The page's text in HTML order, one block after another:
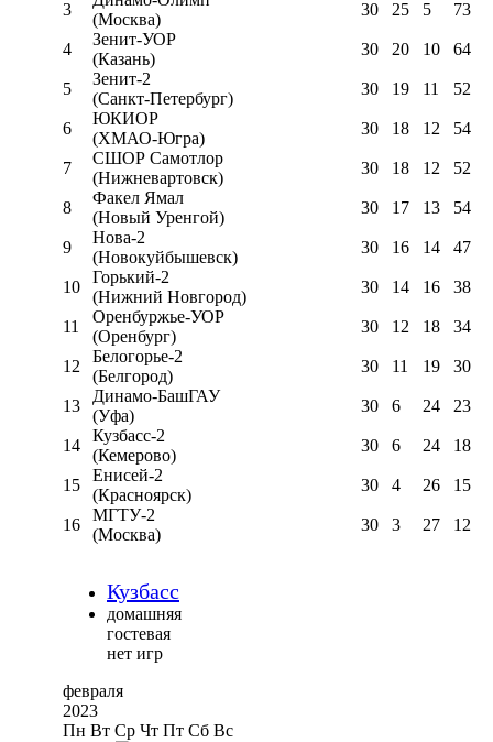
3
(Москва)
30 25 5 73
4
Зенит-УОР
(Казань)
30 20 10 64
5
Зенит-2
(Санкт-Петербург)
30 19 11 52
6
ЮКИОР
(ХМАО-Югра)
30 18 12 54
7
СШОР Самотлор
(Нижневартовск)
30 18 12 52
8
Факел Ямал
(Новый Уренгой)
30 17 13 54
9
Нова-2
(Новокуйбышевск)
30 16 14 47
10
Горький-2
(Нижний Новгород)
30 14 16 38
11
Оренбуржье-УОР
(Оренбург)
30 12 18 34
12
Белогорье-2
(Белгород)
30 11 19 30
13
Динамо-БашГАУ
(Уфа)
30 6 24 23
14
Кузбасс-2
(Кемерово)
30 6 24 18
15
Енисей-2
(Красноярск)
30 4 26 15
16
МГТУ-2
(Москва)
30 3 27 12
Кузбасс
домашняя
гостевая
нет игр
февраля
2023
Пн Вт Ср Чт Пт Сб Вс